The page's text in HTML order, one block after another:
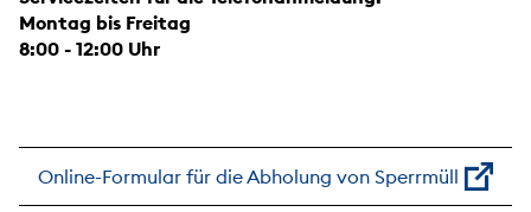
Montag bis Freitag
8:00 - 12:00 Uhr
Online-Formular für die Abholung von Sperrmüll